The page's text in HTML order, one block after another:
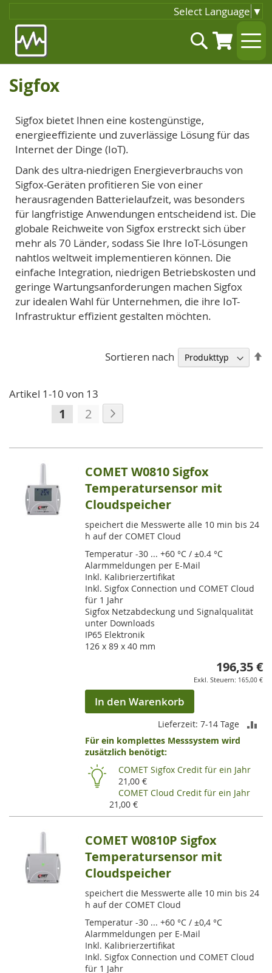
Select Language ▼
Inhalt
springen
Suche
Sigfox
Sigfox bietet Ihnen eine kostengünstige,
energieeffiziente und zuverlässige Lösung für das
Internet der Dinge (IoT).
Dank des ultra-niedrigen Energieverbrauchs von
Sigfox-Geräten profitieren Sie von einer
herausragenden Batterielaufzeit, was besonders
für langfristige Anwendungen entscheidend ist. Die
globale Reichweite von Sigfox erstreckt sich über
mehr als 70 Länder, sodass Sie Ihre IoT-Lösungen
nahtlos weltweit implementieren können. Die
einfache Integration, niedrigen Betriebskosten und
geringe Wartungsanforderungen machen Sigfox
zur idealen Wahl für Unternehmen, die ihre IoT-
Infrastruktur effizient gestalten möchten.
Artikel 1-10 von 13
Seite
Sie
gerade
Seite
1 Seite
2
Sortieren nach
COMET W0810 Sigfox
Temperatursensor mit
Cloudspeicher
speichert die Messwerte alle 10 min bis 24
h auf der COMET Cloud
Temperatur -30 ... +60 °C / ±0.4 °C
Alarmmeldungen per E-Mail
Inkl. Kalibrierzertifikat
Inkl. Sigfox Connection und COMET Cloud
für 1 Jahr
Sigfox Netzabdeckung und Signalqualität
unter Downloads
IP65 Elektronik
126 x 89 x 40 mm
196,35 €
165,00 €
In den Warenkorb
Lieferzeit: 7-14 Tage
Für ein komplettes Messsystem wird
zusätzlich benötigt:
COMET Sigfox Credit für ein Jahr
21,00 €
COMET Cloud Credit für ein Jahr
21,00 €
COMET W0810P Sigfox
Temperatursensor mit
Cloudspeicher
speichert die Messwerte alle 10 min bis 24
h auf der COMET Cloud
Temperatur -30 ... +60 °C / ±0,4 °C
Alarmmeldungen per E-Mail
Inkl. Kalibrierzertifikat
Inkl. Sigfox Connection und COMET Cloud
für 1 Jahr